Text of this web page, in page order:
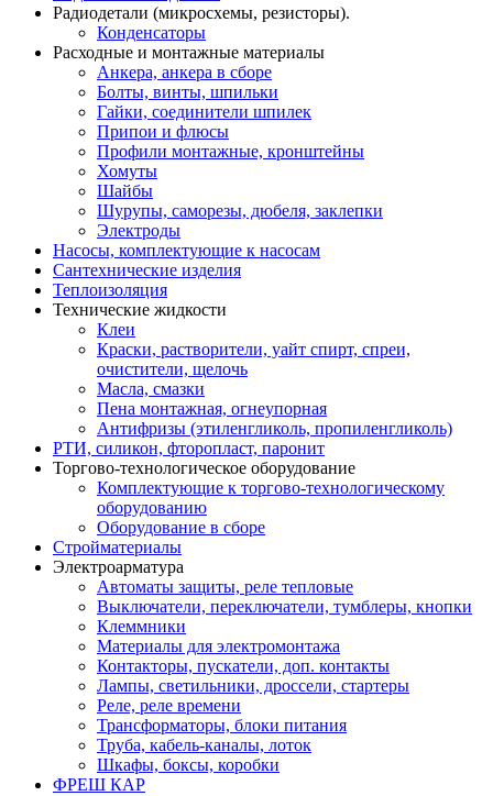
Радиодетали (микросхемы, резисторы).
Конденсаторы
Расходные и монтажные материалы
Анкера, анкера в сборе
Болты, винты, шпильки
Гайки, соединители шпилек
Припои и флюсы
Профили монтажные, кронштейны
Хомуты
Шайбы
Шурупы, саморезы, дюбеля, заклепки
Электроды
Насосы, комплектующие к насосам
Сантехнические изделия
Теплоизоляция
Технические жидкости
Клеи
Краски, растворители, уайт спирт, спреи,
очистители, щелочь
Масла, смазки
Пена монтажная, огнеупорная
Антифризы (этиленгликоль, пропиленгликоль)
РТИ, силикон, фторопласт, паронит
Торгово-технологическое оборудование
Комплектующие к торгово-технологическому
оборудованию
Оборудование в сборе
Стройматериалы
Электроарматура
Автоматы защиты, реле тепловые
Выключатели, переключатели, тумблеры, кнопки
Клеммники
Материалы для электромонтажа
Контакторы, пускатели, доп. контакты
Лампы, светильники, дроссели, стартеры
Реле, реле времени
Трансформаторы, блоки питания
Труба, кабель-каналы, лоток
Шкафы, боксы, коробки
ФРЕШ КАР